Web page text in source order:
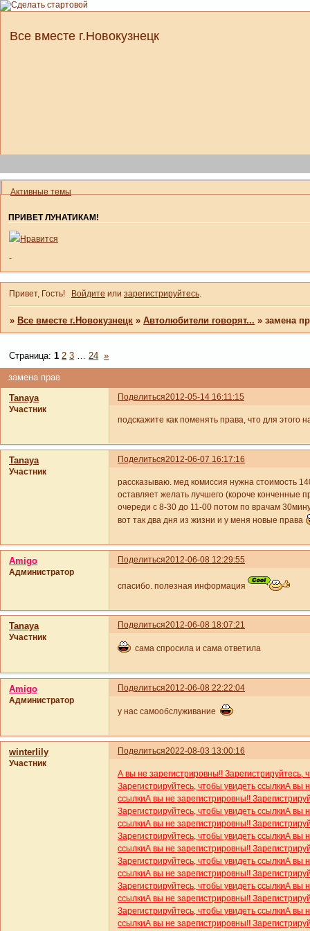
Все вместе г.Новокузнецк
Активные темы
ПРИВЕТ ЛУНАТИКАМ!
Нравится
-
Привет, Гость! Войдите или зарегистрируйтесь.
»Все вместе г.Новокузнецк »Автолюбители говорят... »замена
замена прав
Страница:1 2 3 … 24 »
Поделиться2012-05-14 16:11:15
Tanaya
Участник
подскажите как поменять права, что для этого
Поделиться2012-06-07 16:17:16
Tanaya
Участник
рассказываю. мед комиссия нужна стоимость
оставляет желать лучшего (короче
очереди с 8-30 до 11-00 потом по врачам
вот так два дня из жизни и у меня новые права
Поделиться2012-06-08 12:29:55
Amigo
Администратор
спасибо. полезная информация
Поделиться2012-06-08 18:07:21
Tanaya
Участник
сама спросила и сама ответила
Поделиться2012-06-08 22:22:04
Amigo
Администратор
у нас самообслуживание
Поделиться2022-08-03 13:00:16
winterlily
Участник
А вы не зарегистрировны!! Зарегистрируйтесь,
Зарегистрируйтесь, чтобы увидеть ссылкиА вы
ссылкиА вы не зарегистрировны!!
Зарегистрируйтесь, чтобы увидеть ссылкиА вы
ссылкиА вы не зарегистрировны!!
Зарегистрируйтесь, чтобы увидеть ссылкиА вы
ссылкиА вы не зарегистрировны!!
Зарегистрируйтесь, чтобы увидеть ссылкиА вы
ссылкиА вы не зарегистрировны!!
Зарегистрируйтесь, чтобы увидеть ссылкиА вы
ссылкиА вы не зарегистрировны!!
Зарегистрируйтесь, чтобы увидеть ссылкиА вы
ссылкиА вы не зарегистрировны!!